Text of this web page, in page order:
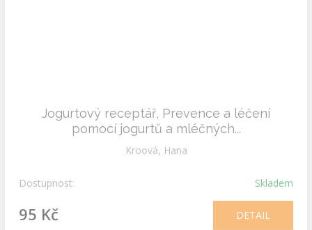
Jogurtový receptář, Prevence a léčení
pomocí jogurtů a mléčných...
Kroová, Hana
Dostupnost: Skladem
95 Kč DETAIL